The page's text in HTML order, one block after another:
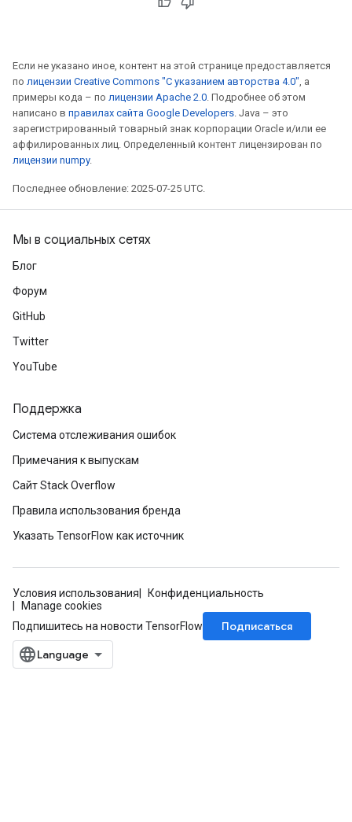
Если не указано иное, контент на этой странице предоставляется
по лицензии Creative Commons "С указанием авторства 4.0", а
примеры кода – по лицензии Apache 2.0. Подробнее об этом
написано в правилах сайта Google Developers. Java – это
зарегистрированный товарный знак корпорации Oracle и/или ее
аффилированных лиц. Определенный контент лицензирован по
лицензии numpy.
Последнее обновление: 2025-07-25 UTC.
Мы в социальных сетях
Блог
Форум
GitHub
Twitter
YouTube
Поддержка
Система отслеживания ошибок
Примечания к выпускам
Сайт Stack Overflow
Правила использования бренда
Указать TensorFlow как источник
Условия использования
Конфиденциальность
Manage cookies
Подпишитесь на новости TensorFlow
Подписаться